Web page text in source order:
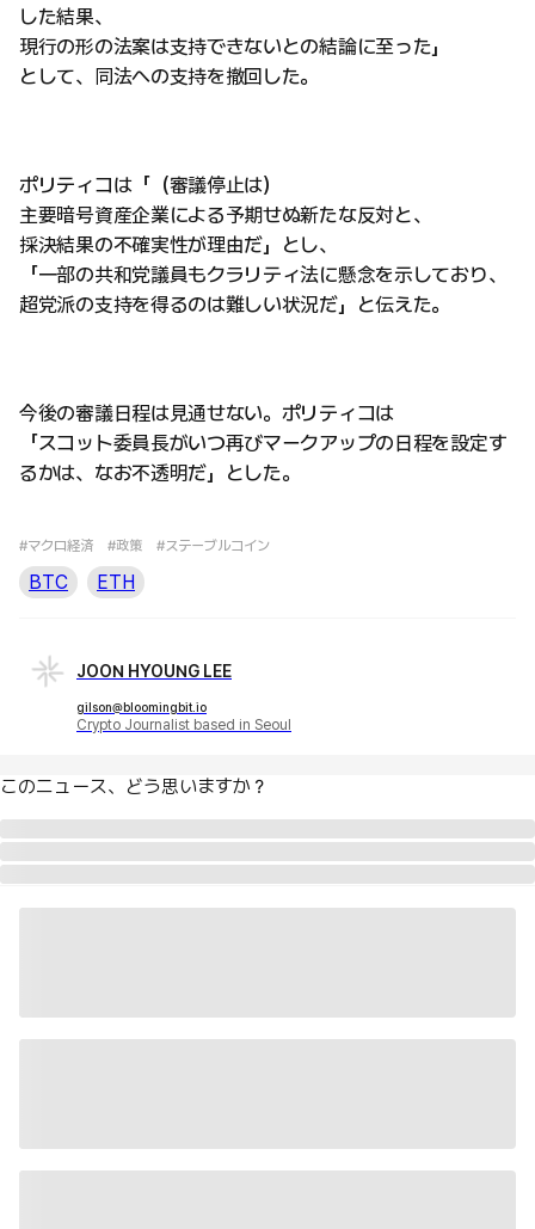
した結果、
現行の形の法案は支持できないとの結論に至った」
として、同法への支持を撤回した。
ポリティコは「（審議停止は）
主要暗号資産企業による予期せぬ新たな反対と、
採決結果の不確実性が理由だ」とし、
「一部の共和党議員もクラリティ法に懸念を示しており、
超党派の支持を得るのは難しい状況だ」と伝えた。
今後の審議日程は見通せない。ポリティコは
「スコット委員長がいつ再びマークアップの日程を設定す
るかは、なお不透明だ」とした。
#マクロ経済 #政策 #ステーブルコイン
BTC ETH
JOON HYOUNG LEE
gilson@bloomingbit.io
Crypto Journalist based in Seoul
このニュース、どう思いますか？